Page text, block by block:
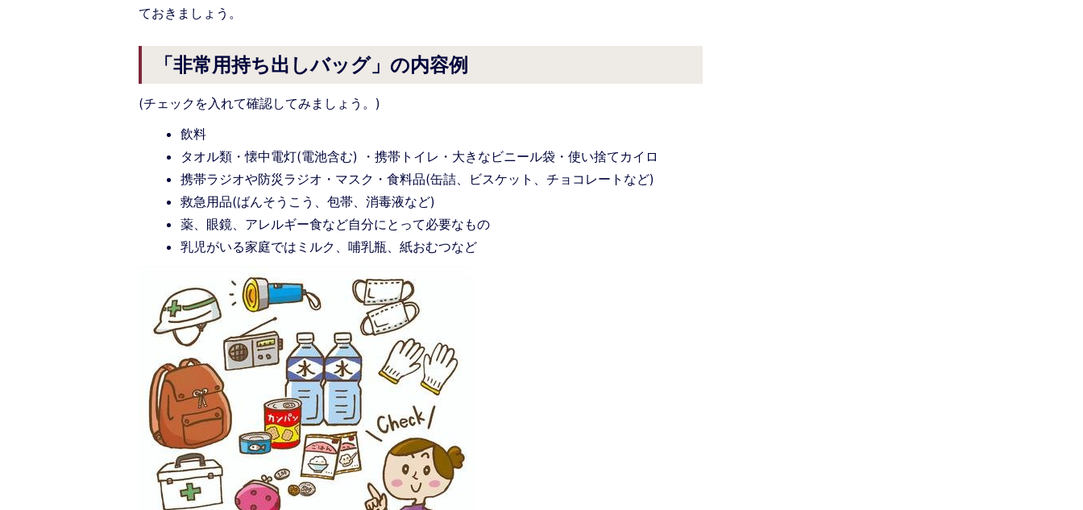
ておきましょう。
「非常用持ち出しバッグ」の内容例
(チェックを入れて確認してみましょう。)
飲料
タオル類・懐中電灯(電池含む) ・携帯トイレ・大きなビニール袋・使い捨てカイロ
携帯ラジオや防災ラジオ・マスク・食料品(缶詰、ビスケット、チョコレートなど)
救急用品(ばんそうこう、包帯、消毒液など)
薬、眼鏡、アレルギー食など自分にとって必要なもの
乳児がいる家庭ではミルク、哺乳瓶、紙おむつなど